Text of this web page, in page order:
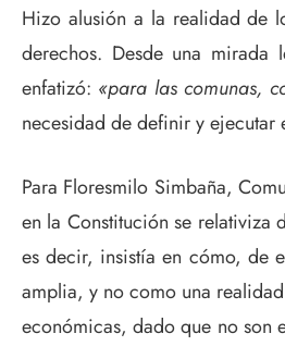
Hizo alusión a la realidad de
derechos. Desde una
enfatizó: «para las comunas,
necesidad de definir y
Para Floresmilo Simbaña,
en la Constitución se relativiza
es decir, insistía en cómo, de
amplia, y no como una
económicas, dado que no son